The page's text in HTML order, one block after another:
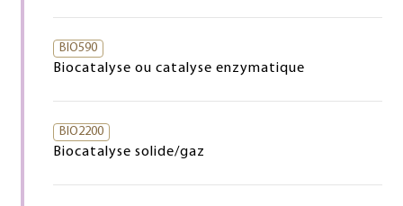
BIO590
Biocatalyse ou catalyse enzymatique
BIO2200
Biocatalyse solide/gaz